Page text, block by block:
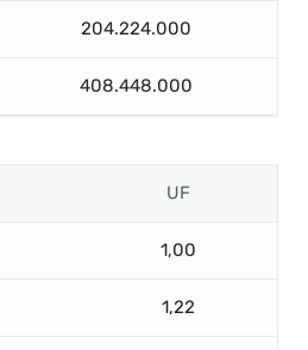
204.224.000
408.448.000
UF
1,00
1,22